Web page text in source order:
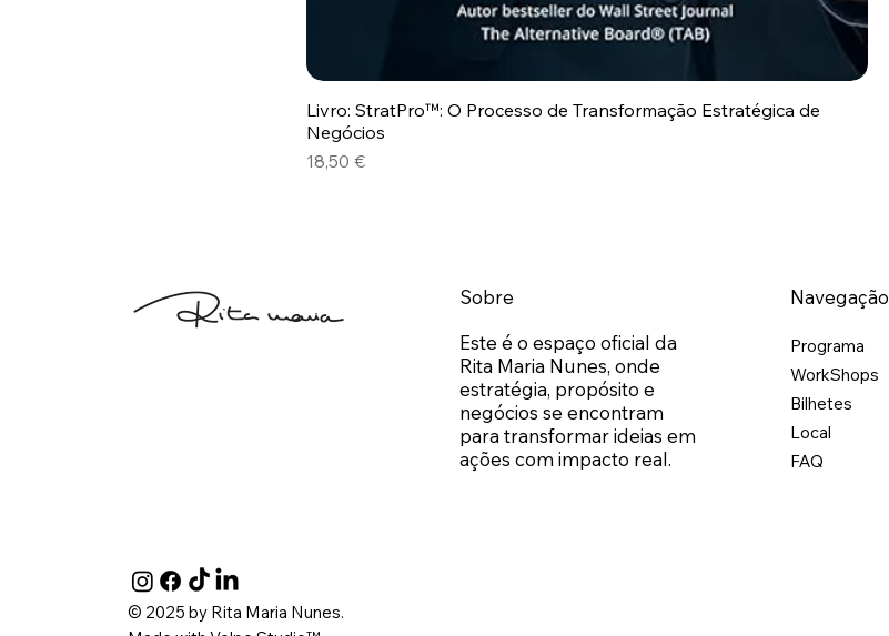
Livro: StratPro™: O Processo de Transformação Estratégica de
Negócios
Preço
18,50 €
© 2025 by Rita Maria Nunes.
Sobre
Este é o espaço oficial da
Rita Maria Nunes, onde
estratégia, propósito e
negócios se encontram
para transformar ideias em
ações com impacto real.
Navegação
Programa
WorkShops
Bilhetes
Local
FAQ